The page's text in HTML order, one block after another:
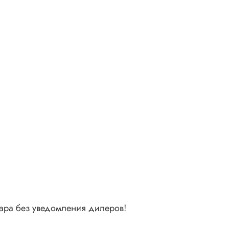
без уведомления дилеров!